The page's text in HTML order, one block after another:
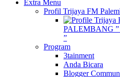
Extra Menu
Profil Trijaya FM
PALEMBANG
”
Program
3tainment
Anda Bicara
Blogger